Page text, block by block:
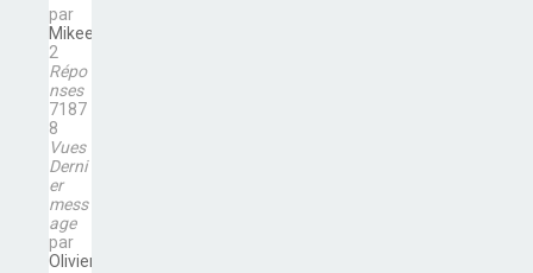
par
Mikee
2
Répo
nses
7187
8
Vues
Derni
er
mess
age
par
Olivier